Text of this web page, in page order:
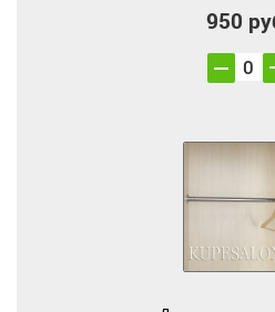
950